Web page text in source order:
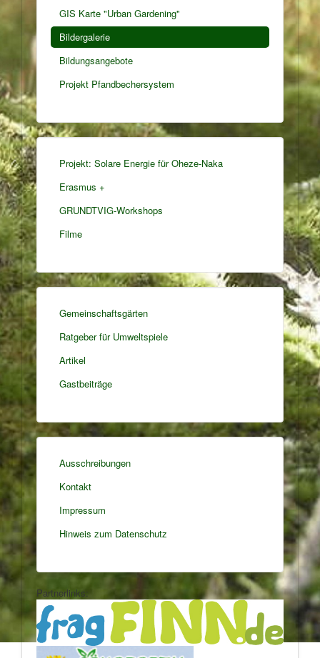
GIS Karte "Urban Gardening"
Bildergalerie
Bildungsangebote
Projekt Pfandbechersystem
Projekt: Solare Energie für Oheze-Naka
Erasmus +
GRUNDTVIG-Workshops
Filme
Gemeinschaftsgärten
Ratgeber für Umweltspiele
Artikel
Gastbeiträge
Ausschreibungen
Kontakt
Impressum
Hinweis zum Datenschutz
Partnerlinks: